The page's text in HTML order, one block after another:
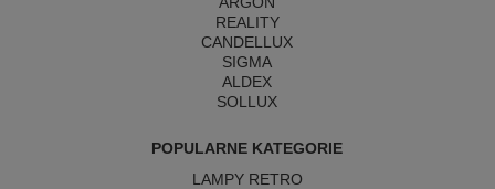
REALITY
CANDELLUX
SIGMA
ALDEX
SOLLUX
POPULARNE KATEGORIE
LAMPY RETRO